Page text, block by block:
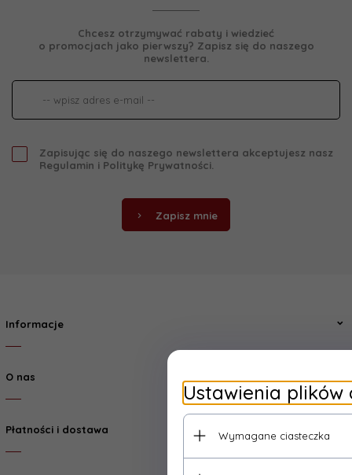
Chcesz otrzymywać rabaty i wiedzieć
o promocjach jako pierwszy? Zapisz się do naszego
newslettera.
Zapisując się do naszego newslettera akceptujesz nasz
Regulamin i Politykę Prywatności.
Zapisz mnie
Informacje
O nas
Płatności i dostawa
Ustawienia plików
Wymagane ciasteczka